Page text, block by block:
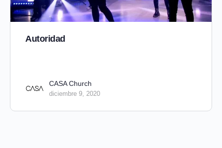
Autoridad
CASA Church
diciembre 9, 2020